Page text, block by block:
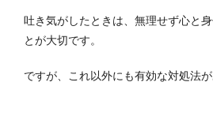
吐き気がしたときは、無理せず心と
とが大切です。
ですが、これ以外にも有効な対処法が